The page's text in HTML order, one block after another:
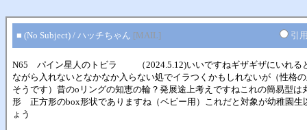
■ (No Subject) / ハッチちゃん [MAIL] 引
N65 パイン星人のトビラ （2024.5.12)いいですねギザギザにいれる
ながら入れないとなかなか入らない処でイラつくかもしれないが（性格
そうです）昔のoリングの知恵の輪？発展途上考えですねこれの簡易型
形 正方形のbox形状でありますね（ベビー用）これだと対象が幼稚園生
ょう